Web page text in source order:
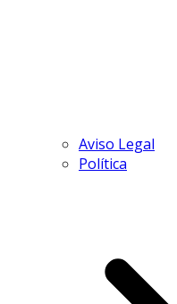
Aviso Legal
Política